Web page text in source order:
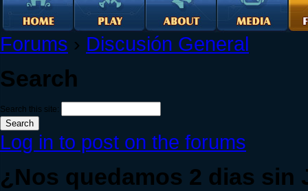
Forums › Discusión General
Search
Search this site:
Log in to post on the forums
¿Nos quedamos 2 dias sin